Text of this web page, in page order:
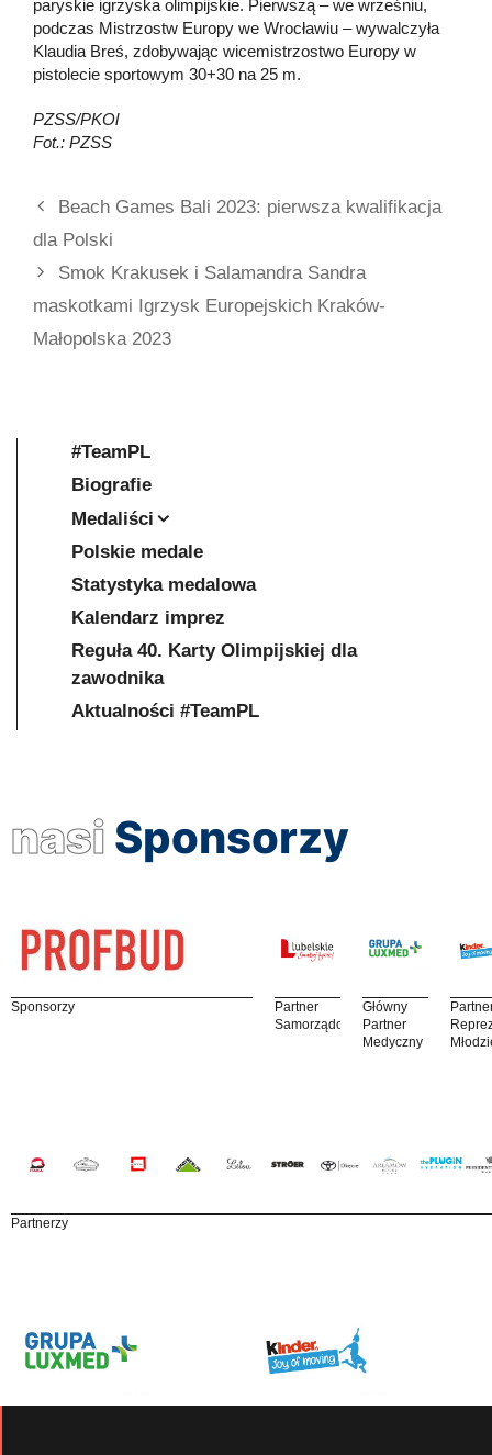
paryskie igrzyska olimpijskie. Pierwszą – we wrześniu,
podczas Mistrzostw Europy we Wrocławiu – wywalczyła
Klaudia Breś, zdobywając wicemistrzostwo Europy w
pistolecie sportowym 30+30 na 25 m.
PZSS/PKOl
Fot.: PZSS
Beach Games Bali 2023: pierwsza kwalifikacja
dla Polski
Smok Krakusek i Salamandra Sandra
maskotkami Igrzysk Europejskich Kraków-
Małopolska 2023
#TeamPL
Biografie
Medaliści
Polskie medale
Statystyka medalowa
Kalendarz imprez
Reguła 40. Karty Olimpijskiej dla
zawodnika
Aktualności #TeamPL
nasi Sponsorzy
Sponsorzy
Partner
Samorządowy
Główny
Partner
Medyczny
Partnerzy